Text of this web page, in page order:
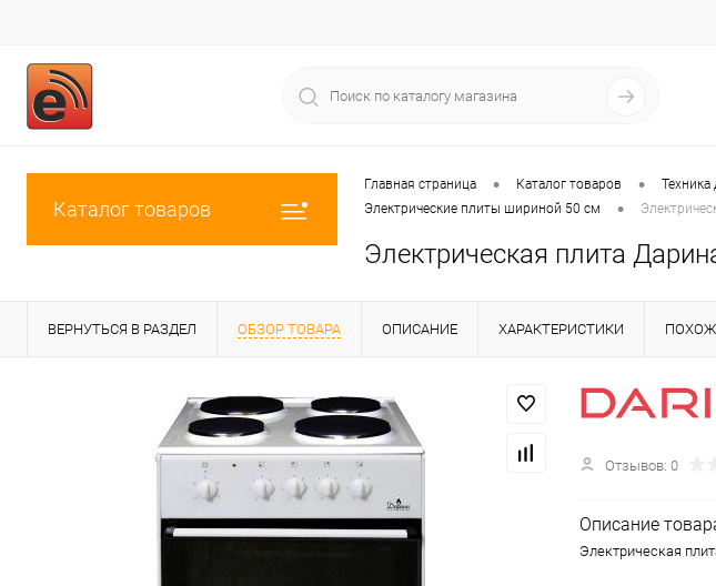
Каталог товаров
Главная страница • Каталог товаров • Техника
Электрические плиты шириной 50 см •
Электрическая плита
ВЕРНУТЬСЯ В РАЗДЕЛ ОБЗОР ТОВАРА ОПИСАНИЕ ХАРАКТЕРИСТИКИ
Отзывов: 0
Описание
Электрическая